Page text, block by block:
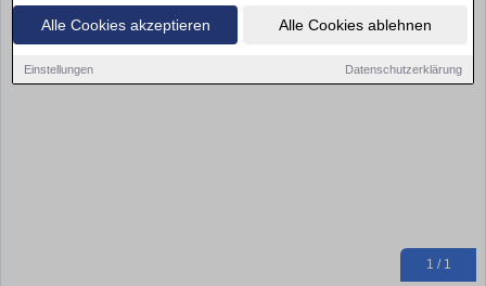
Alle Cookies akzeptieren Alle Cookies ablehnen
Einstellungen Datenschutzerklärung
1 / 1